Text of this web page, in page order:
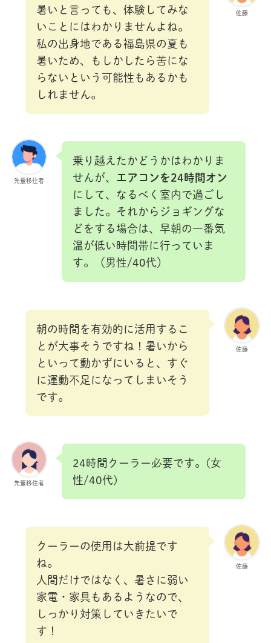
佐藤
暑いと言っても、体験してみな
いことにはわかりませんよね。
私の出身地である福島県の夏も
暑いため、もしかしたら苦にな
らないという可能性もあるかも
しれません。
先輩移住者
乗り越えたかどうかはわかりま
せんが、 エアコンを24時間オン
にして、なるべく室内で過ごし
ました。それからジョギングな
どをする場合は、早朝の一番気
温が低い時間帯に行っていま
す。（男性/40代）
佐藤
朝の時間を有効的に活用するこ
とが大事そうですね！暑いから
といって動かずにいると、すぐ
に運動不足になってしまいそう
です。
先輩移住者
24時間クーラー必要です。(女
性/40代)
佐藤
クーラーの使用は大前提です
ね。
人間だけではなく、暑さに弱い
家電・家具もあるようなので、
しっかり対策していきたいで
す！